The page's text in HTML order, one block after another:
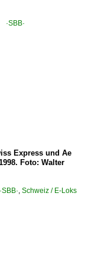
Express und Ae
Foto: Walter
Schweiz / E-Loks